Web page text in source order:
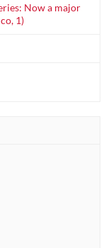
Now a major
1)